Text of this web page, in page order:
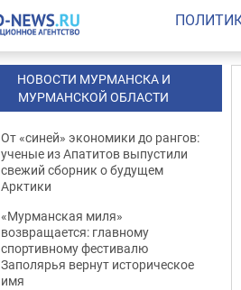
НОВОСТИ МУРМАНСКА И
МУРМАНСКОЙ ОБЛАСТИ
От «синей» экономики до рангов:
ученые из Апатитов выпустили
свежий сборник о будущем
Арктики
«Мурманская миля»
возвращается: главному
спортивному фестивалю
Заполярья вернут историческое
имя